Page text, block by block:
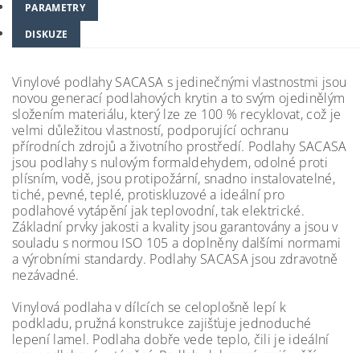
PARAMETRY
DISKUZE
Vinylové podlahy SACASA s jedinečnými vlastnostmi jsou
novou generací podlahových krytin a to svým ojedinělým
složením materiálu, který lze ze 100 % recyklovat, což je
velmi důležitou vlastností, podporující ochranu
přírodních zdrojů a životního prostředí. Podlahy SACASA
jsou podlahy s nulovým formaldehydem, odolné proti
plísním, vodě, jsou protipožární, snadno instalovatelné,
tiché, pevné, teplé, protiskluzové a ideální pro
podlahové vytápění jak teplovodní, tak elektrické.
Základní prvky jakosti a kvality jsou garantovány a jsou v
souladu s normou ISO 105 a doplněny dalšími normami
a výrobními standardy. Podlahy SACASA jsou zdravotně
nezávadné.
Vinylová podlaha v dílcích se celoplošně lepí k
podkladu, pružná konstrukce zajišťuje jednoduché
lepení lamel. Podlaha dobře vede teplo, čili je ideální